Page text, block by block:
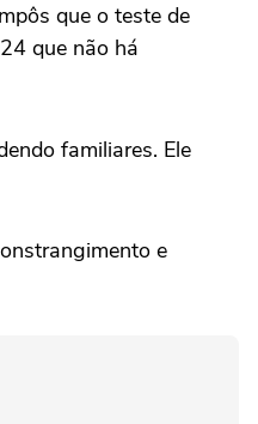
que o teste de
que não há
familiares. Ele
e